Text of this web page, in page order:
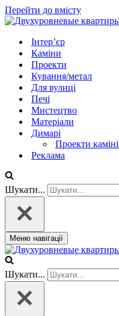
Перейти до вмісту
Інтер’єр
Каміни
Проекти
Кування/метал
Для вулиці
Печі
Мистецтво
Матеріали
Димарі
Проекти
Реклама
Шукати...
Меню навігації
Шукати...